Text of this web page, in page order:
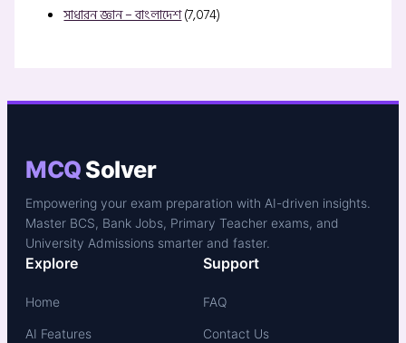
সাধারন জ্ঞান – বাংলাদেশ(7,074)
MCQSolver
Empowering your exam preparation with AI-driven insights.
Master BCS, Bank Jobs, Primary Teacher exams, and
University Admissions smarter and faster.
Explore
Home
AI Features
Support
FAQ
Contact Us